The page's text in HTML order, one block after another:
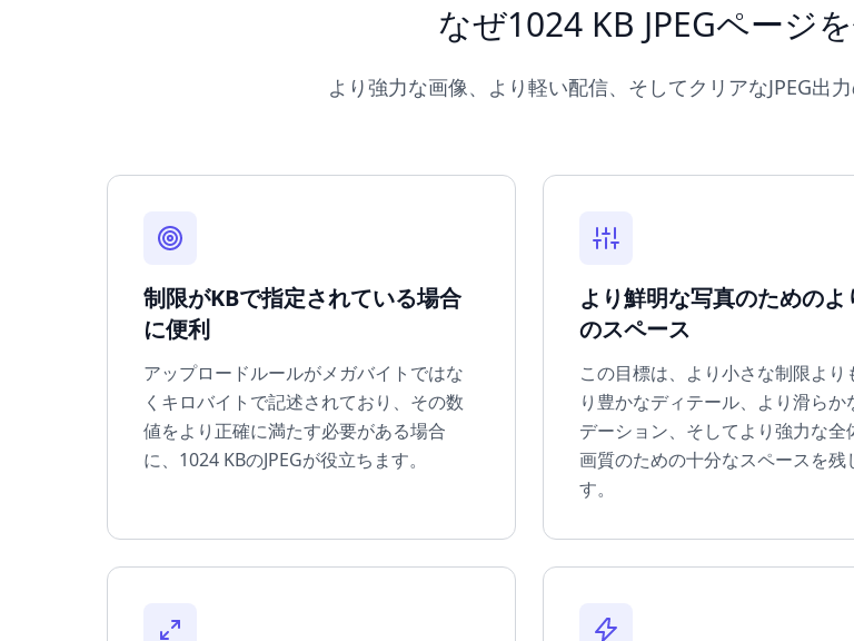
なぜ1024 KB JPEGページ
より強力な画像、より軽い配信、そしてクリアなJPEG出
制限がKBで指定されている場合
に便利
アップロードルールがメガバイトではな
くキロバイトで記述されており、その数
値をより正確に満たす必要がある場合
に、1024 KBのJPEGが役立ちます。
より鮮明な写真のためのよ
のスペース
この目標は、より小さな制限より
り豊かなディテール、より滑らか
デーション、そしてより強力な全
画質のための十分なスペースを残
す。